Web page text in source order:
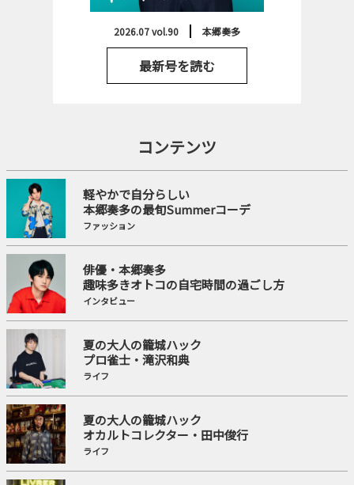
2026.07 vol.90 本郷奏多
最新号を読む
コンテンツ
軽やかで自分らしい
本郷奏多の最旬Summerコーデ
ファッション
俳優・本郷奏多
趣味多きオトコの自宅時間の過ごし方
インタビュー
夏の大人の籠城ハック
プロ雀士・滝沢和典
ライフ
夏の大人の籠城ハック
オカルトコレクター・田中俊行
ライフ